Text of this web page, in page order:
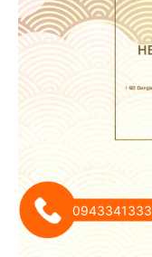
0943341333